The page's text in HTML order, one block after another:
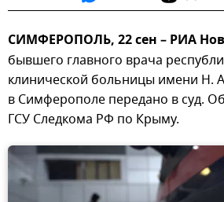
СИМФЕРОПОЛЬ, 22 сен – РИА
бывшего главного врача
клинической больницы имени Н.
в Симферополе передано в суд.
ГСУ Следкома РФ по Крыму.